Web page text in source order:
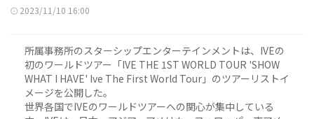
2023/11/10 16:00
所属事務所のスターシップエンターテインメントは、IVEの
初のワールドツアー「IVE THE 1ST WORLD TOUR 'SHOW
WHAT I HAVE' Ive The First World Tour」のツアーリストイ
メージを公開した。
世界各国でIVEのワールドツアーへの関心が集中している